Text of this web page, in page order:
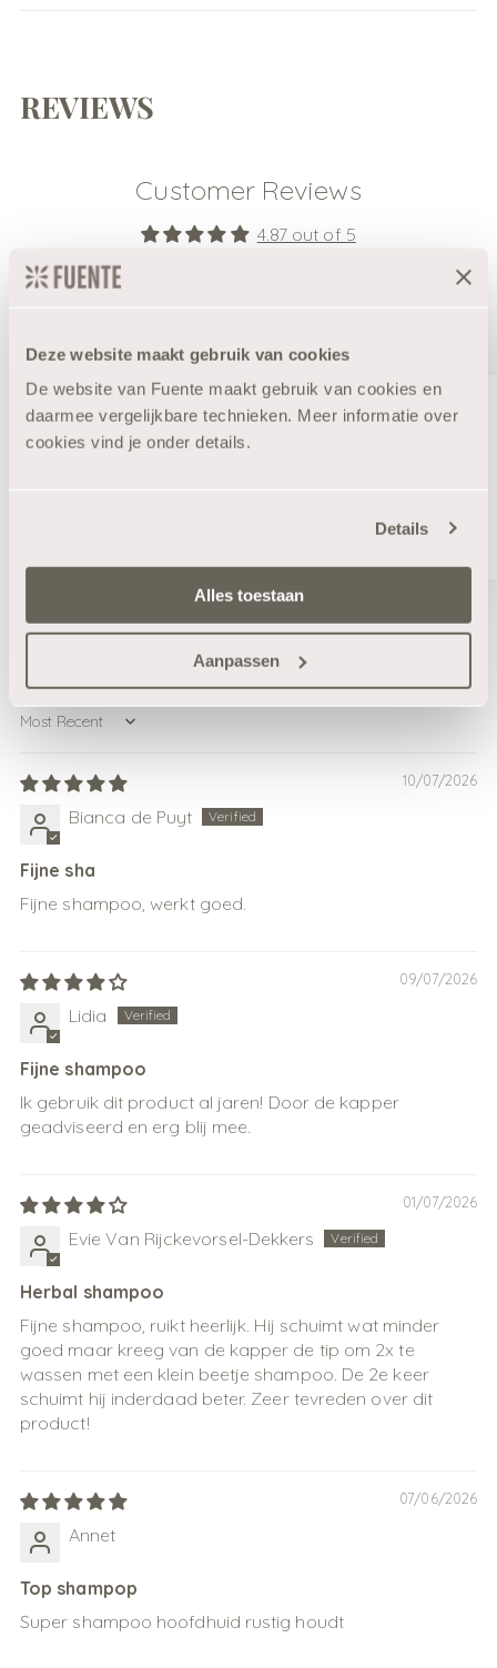
Deze website maakt gebruik van cookies
De website van Fuente maakt gebruik van cookies en
daarmee vergelijkbare technieken. Meer informatie over
cookies vind je onder details.
Details
Alles toestaan
Aanpassen
REVIEWS
Customer Reviews
4.87 out of 5
0
0
88.4 100.0
Sort by
10/07/2026
Bianca de Puyt
Fijne sha
Fijne shampoo, werkt goed.
09/07/2026
Lidia
Fijne shampoo
Ik gebruik dit product al jaren! Door de kapper
geadviseerd en erg blij mee.
01/07/2026
Evie Van Rijckevorsel-Dekkers
Herbal shampoo
Fijne shampoo, ruikt heerlijk. Hij schuimt wat minder
goed maar kreeg van de kapper de tip om 2x te
wassen met een klein beetje shampoo. De 2e keer
schuimt hij inderdaad beter. Zeer tevreden over dit
product!
07/06/2026
Annet
Top shampop
Super shampoo hoofdhuid rustig houdt